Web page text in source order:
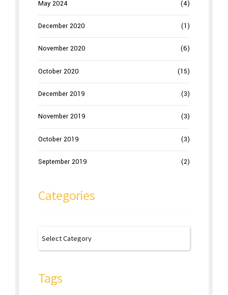
May 2024 (4)
December 2020 (1)
November 2020 (6)
October 2020 (15)
December 2019 (3)
November 2019 (3)
October 2019 (3)
September 2019 (2)
Categories
Tags